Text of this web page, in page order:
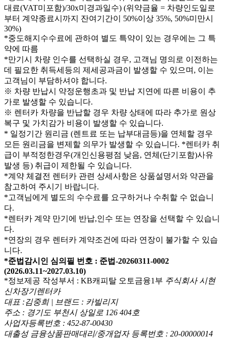
대료(VAT미포함)/30x미경과일수) (위약금율 = 차량인도일로
부터 계약종료시까지 잔여기간이 50%이상 35%, 50%미만시
30%)
*중도해지수수료에 관하여 별도 특약이 있는 경우에는 그 특
약에 따름
*만기시 차량 인수를 선택하실 경우, 고객님 명의로 이전하는
데 필요한 취득세등의 제세공과금이 발생할 수 있으며, 이는
고객님이 부담하셔야 합니다.
※ 차량 반납시 약정운행초과 및 반납 지연에 따른 비용이 추
가로 발생할 수 있습니다.
※ 렌터카 차량을 반납할 경우 차량 상태에 따라 추가로 원상
복구 및 가치감가 비용이 발생할 수 있습니다.
* 일정기간 원리금 (렌트료 또는 납부대금등)을 연체할 경우
모든 원리금을 변제할 의무가 발생할 수 있습니다. *렌터카 취
급이 부적정한경우(개인신용평점 낮음, 연체(단기포함)사유
발생 등) 취급이 제한될 수 있습니다.
*계약 체결전 렌터카 관련 상세사항은 상품설명서와 약관을
참고하여 주시기 바랍니다.
*고객님에게 별도의 수수료를 요구하거나 수취할 수 없습니
다.
*렌터카 계약 만기에 반납,인수 또는 연장을 선택할 수 있습니
다.
*연장의 경우 렌터카 계약조건에 따라 연장이 불가할 수 있습
니다.
*준법감시인 심의필 번호 : 준법-20260311-0002
(2026.03.11~2027.03.10)
*정보제공 작성부서 : KB캐피탈 오토금융1부 주식회사 시현
신차장기렌터카
대표 :김중희 | 브랜드 : 카빌리지
주소 : 경기도 부천시 상일로 126 404호
사업자등록번호 : 452-87-00430
대출성 금융상품판매대리/중개업자 등록번호 : 20-00000014